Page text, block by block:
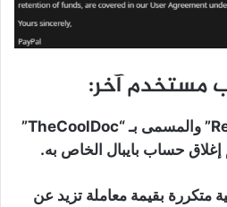
مستخدم آخر:
ذكر أحد مستخدمي “Reddit” والمسمى بـ “TheCoolDoc”
متكررة بقيمة معاملة تزيد عن